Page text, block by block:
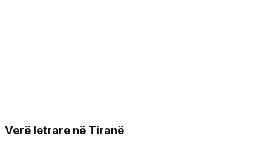
Verë letrare në Tiranë